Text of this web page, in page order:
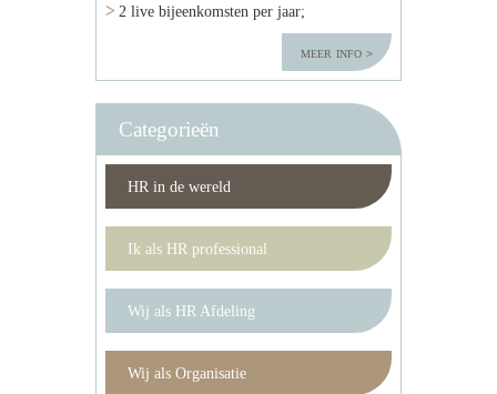
2 live bijeenkomsten per jaar;
meer info
Categorieën
HR in de wereld
Ik als HR professional
Wij als HR Afdeling
Wij als Organisatie